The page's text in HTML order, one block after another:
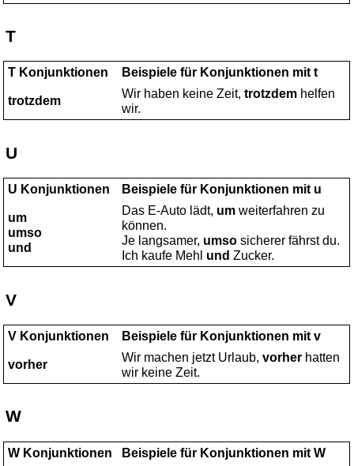
T
T Konjunktionen Beispiele für Konjunktionen mit t
trotzdem
Wir haben keine Zeit,trotzdem helfen
wir.
U
U Konjunktionen Beispiele für Konjunktionen mit u
um
umso
und
Das E-Auto lädt, um weiterfahren zu
können.
Je langsamer, umso sicherer fährst du.
Ich kaufe Mehl und Zucker.
V
V Konjunktionen Beispiele für Konjunktionen mit v
vorher
Wir machen jetzt Urlaub,vorher hatten
wir keine Zeit.
W
W Konjunktionen Beispiele für Konjunktionen mit W